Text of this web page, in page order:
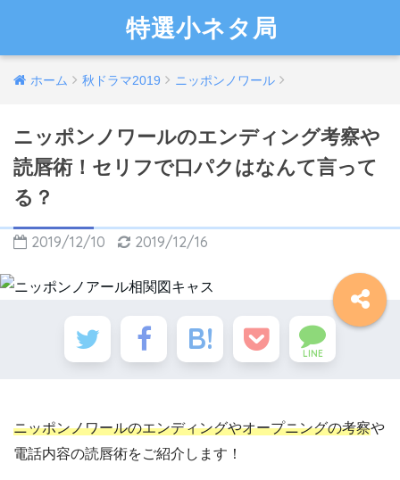
特選小ネタ局
ホーム 秋ドラマ2019 ニッポンノワール
ニッポンノワールのエンディング考察や
読唇術！セリフで口パクはなんて言って
る？
2019/12/10 2019/12/16
LINE
ニッポンノワールのエンディングやオープニングの考察や
電話内容の読唇術をご紹介します！